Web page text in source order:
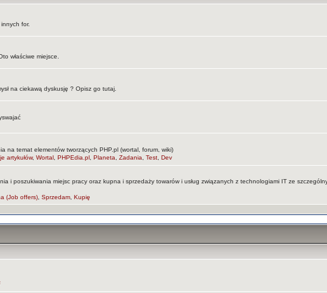
for.
właściwe miejsce.
na ciekawą dyskusję ? Opisz go tutaj.
na temat elementów tworzących PHP.pl (wortal, forum, wiki)
artykułów,Wortal ,PHPEdia.pl ,Planeta ,Zadania ,Test ,Dev
i poszukiwania miejsc pracy oraz kupna i sprzedaży towarów i usług związanych z technologiami IT ze
(Job offers) ,Sprzedam ,Kupię